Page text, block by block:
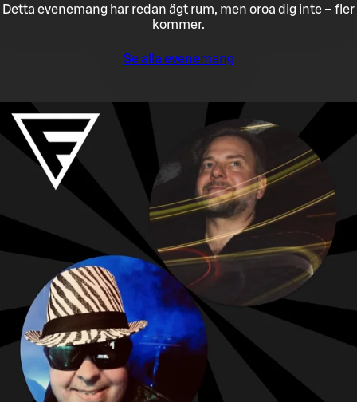
Detta evenemang har redan ägt rum, men oroa dig inte – fler
kommer.
Se alla evenemang